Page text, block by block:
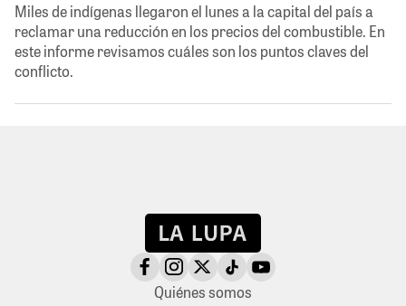
Miles de indígenas llegaron el lunes a la capital del país a
reclamar una reducción en los precios del combustible. En
este informe revisamos cuáles son los puntos claves del
conflicto.
Quiénes somos